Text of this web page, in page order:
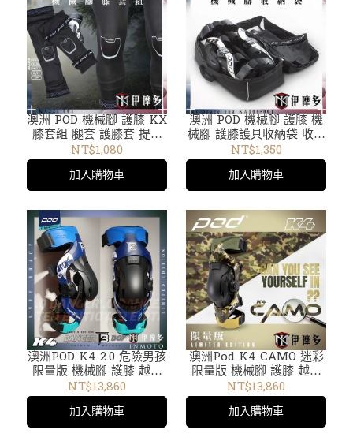
澳洲 POD 機械腳 護膝 KX
膝套組 腿套 護膝套 提高
舒適度 吸濕排汗面料
KA221-001
NT$1,080
加入購物車
澳洲 POD 機械腳 護膝 機
械腳 護膝護具收納袋 收納
包 KX brace Bag KA100-
001
NT$1,350
加入購物車
澳洲POD K4 2.0 危險男孩
限量版 機械腳 護膝 越野
護具 林道下坡車 極限運動
膝蓋支架 K4027-DBLE
NT$13,860
加入購物車
澳洲Pod K4 CAMO 迷彩
限量版 機械腳 護膝 越野
護具 林道下坡車 極限運動
膝蓋支架 另有兒童款YTH
NT$13,860
加入購物車